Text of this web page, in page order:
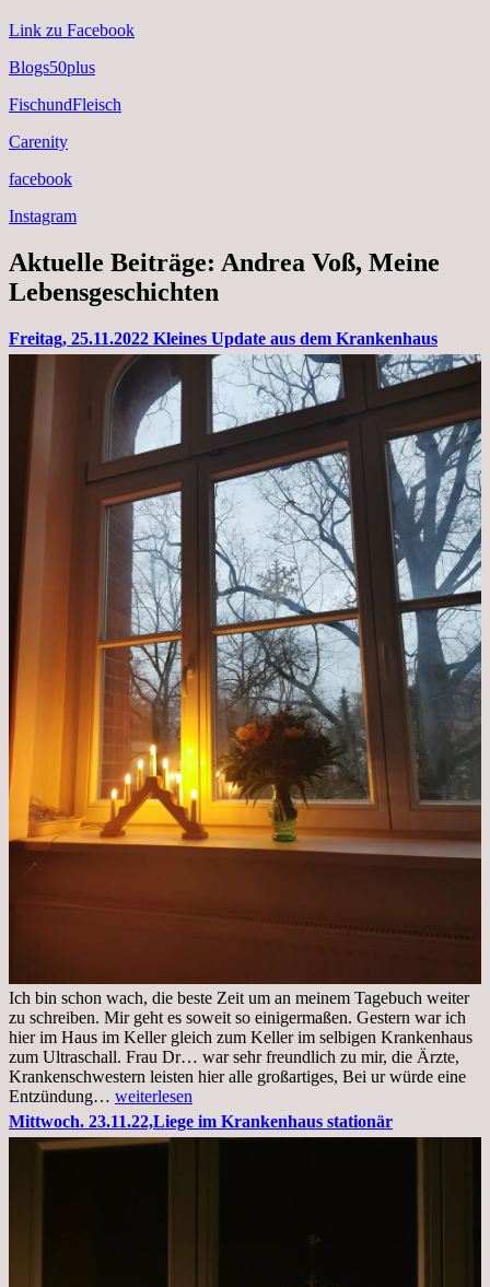
Link zu Facebook
Blogs50plus
FischundFleisch
Carenity
facebook
Instagram
Aktuelle Beiträge: Andrea Voß, Meine
Lebensgeschichten
Freitag, 25.11.2022 Kleines Update aus dem Krankenhaus
Ich bin schon wach, die beste Zeit um an meinem Tagebuch weiter
zu schreiben. Mir geht es soweit so einigermaßen. Gestern war ich
hier im Haus im Keller gleich zum Keller im selbigen Krankenhaus
zum Ultraschall. Frau Dr… war sehr freundlich zu mir, die Ärzte,
Krankenschwestern leisten hier alle großartiges, Bei ur würde eine
Entzündung… Freitag,
25.11.2022
Kleines
weiterlesen
Mittwoch. 23.11.22,Liege im Krankenhaus stationär